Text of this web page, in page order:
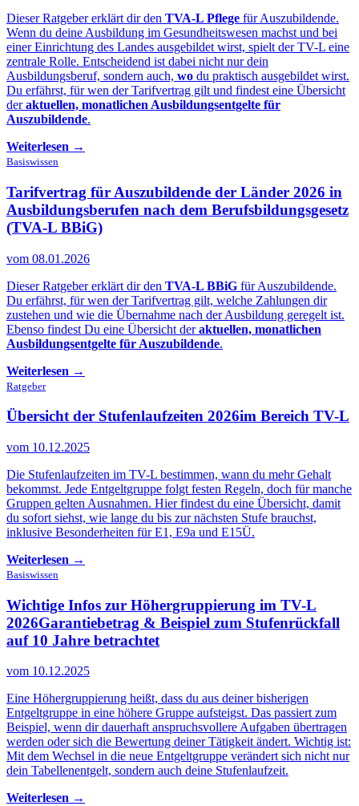
Dieser Ratgeber erklärt dir den TVA-L Pflege für Auszubildende.
Wenn du deine Ausbildung im Gesundheitswesen machst und bei
einer Einrichtung des Landes ausgebildet wirst, spielt der TV-L eine
zentrale Rolle. Entscheidend ist dabei nicht nur dein
Ausbildungsberuf, sondern auch, wo du praktisch ausgebildet wirst.
Du erfährst, für wen der Tarifvertrag gilt und findest eine Übersicht
deraktuellen, monatlichen Ausbildungsentgelte für
Auszubildende.
Weiterlesen →
Basiswissen
Tarifvertrag für Auszubildende der Länder 2026 in
Ausbildungsberufen nach dem Berufsbildungsgesetz
(TVA-L BBiG)
vom 08.01.2026
Dieser Ratgeber erklärt dir den TVA-L BBiG für Auszubildende.
Du erfährst, für wen der Tarifvertrag gilt, welche Zahlungen dir
zustehen und wie die Übernahme nach der Ausbildung geregelt ist.
Ebenso findest Du eine Übersicht deraktuellen, monatlichen
Ausbildungsentgelte für Auszubildende.
Weiterlesen →
Ratgeber
Übersicht der Stufenlaufzeiten 2026im Bereich TV-L
vom 10.12.2025
Die Stufenlaufzeiten im TV-L bestimmen, wann du mehr Gehalt
bekommst. Jede Entgeltgruppe folgt festen Regeln, doch für manche
Gruppen gelten Ausnahmen. Hier findest du eine Übersicht, damit
du sofort siehst, wie lange du bis zur nächsten Stufe brauchst,
inklusive Besonderheiten für E1, E9a und E15Ü.
Weiterlesen →
Basiswissen
Wichtige Infos zur Höhergruppierung im TV-L
2026Garantiebetrag & Beispiel zum Stufenrückfall
auf 10 Jahre betrachtet
vom 10.12.2025
Eine Höhergruppierung heißt, dass du aus deiner bisherigen
Entgeltgruppe in eine höhere Gruppe aufsteigst. Das passiert zum
Beispiel, wenn dir dauerhaft anspruchsvollere Aufgaben übertragen
werden oder sich die Bewertung deiner Tätigkeit ändert. Wichtig ist:
Mit dem Wechsel in die neue Entgeltgruppe verändert sich nicht nur
dein Tabellenentgelt, sondern auch deine Stufenlaufzeit.
Weiterlesen →